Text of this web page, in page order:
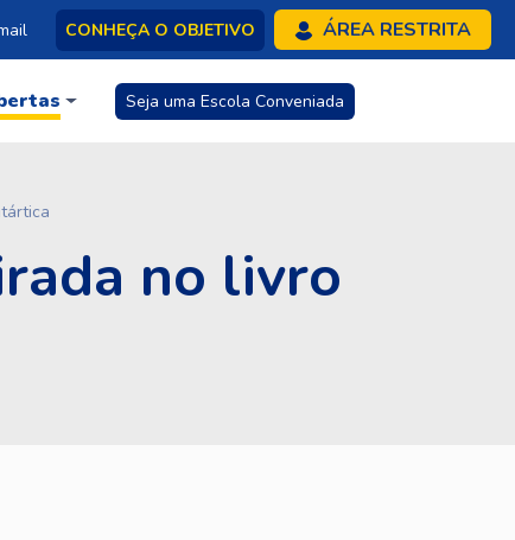
CONHEÇA O OBJETIVO ÁREA RESTRITA
Seja uma Escola Conveniada
no livro